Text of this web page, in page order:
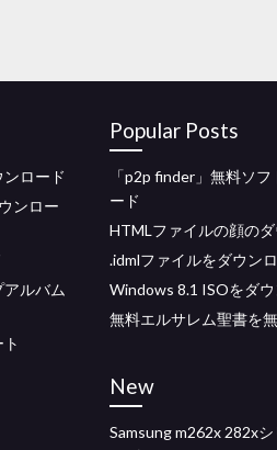
ロード
ンロー
ルバム
Popular Posts
「p2p finder」無料ソ
ード
HTMLファイルの顔の
.idmlファイルをダウン
Windows 8.1 ISOをダ
無料エルサレム聖書を
New
Samsung m262x 282x